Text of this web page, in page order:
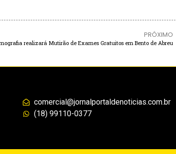
PRÓXIMO
realizará Mutirão de Exames Gratuitos em Bento de Abreu
comercial@jornalportaldenoticias.com.br
(18) 99110-0377